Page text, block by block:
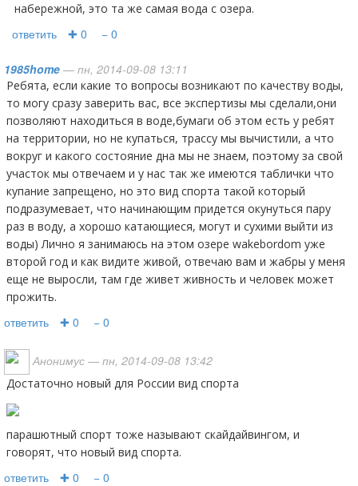
набережной, это та же самая вода с озера.
ответить ✚ 0 − 0
1985home — пн, 2014-09-08 13:11
ребята, если какие то вопросы возникают по качеству воды,
то могу сразу заверить вас, все экспертизы мы сделали,они
позволяют находиться в воде,бумаги об этом есть у ребят
на территории, но не купаться, трассу мы вычистили, а что
вокруг и какого состояние дна мы не знаем, поэтому за свой
участок мы отвечаем и у нас так же имеются таблички что
купание запрещено, но это вид спорта такой который
подразумевает, что начинающим придется окунуться пару
раз в воду, а хорошо катающиеся, могут и сухими выйти из
воды) Лично я занимаюсь на этом озере wakebordom уже
второй год и как видите живой, отвечаю вам и жабры у меня
еще не выросли, там где живет живность и человек может
прожить.
ответить ✚ 0 − 0
Анонимус — пн, 2014-09-08 13:42
достаточно новый для России вид спорта
парашютный спорт тоже называют скайдайвингом, и
говорят, что новый вид спорта.
ответить ✚ 0 − 0